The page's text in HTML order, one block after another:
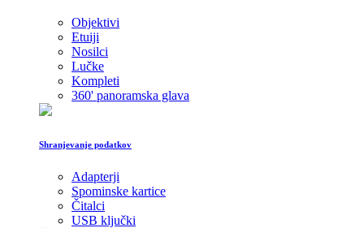
Objektivi
Etuiji
Nosilci
Lučke
Kompleti
360' panoramska glava
Shranjevanje podatkov
Adapterji
Spominske kartice
Čitalci
USB ključki